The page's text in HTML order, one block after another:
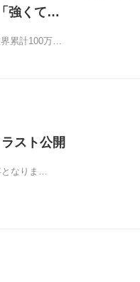
強くて…
界累計100万…
スト公開
となりま…